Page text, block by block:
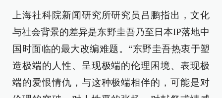
上海社科院新闻研究所研究员吕鹏指出，文化
与社会背景的差异是东野圭吾乃至日本IP落地中
国时面临的最大改编难题。“东野圭吾热衷于塑
造极端的人性、呈现极端的伦理困境、表现极
端的爱恨情仇，与这种极端相伴的，可能是对